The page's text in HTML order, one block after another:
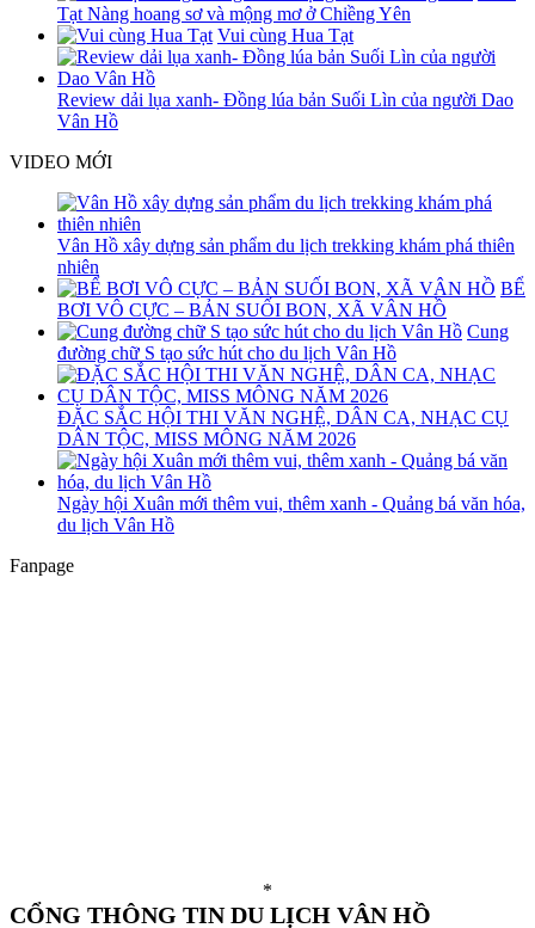
Tạt Nàng hoang sơ và mộng mơ ở Chiềng Yên
Vui cùng Hua Tạt
Review dải lụa xanh- Đồng lúa bản Suối Lìn của người Dao
Vân Hồ
VIDEO MỚI
Vân Hồ xây dựng sản phẩm du lịch trekking khám phá thiên
nhiên
BỂ
BƠI VÔ CỰC – BẢN SUỐI BON, XÃ VÂN HỒ
Cung
đường chữ S tạo sức hút cho du lịch Vân Hồ
ĐẶC SẮC HỘI THI VĂN NGHỆ, DÂN CA, NHẠC CỤ
DÂN TỘC, MISS MÔNG NĂM 2026
Ngày hội Xuân mới thêm vui, thêm xanh - Quảng bá văn hóa,
du lịch Vân Hồ
Fanpage
*
CỔNG THÔNG TIN DU LỊCH VÂN HỒ